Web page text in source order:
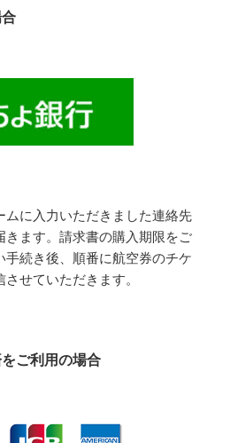
ムに入力いただきました連絡先
きます。請求書の購入期限をご
手続き後、順番に航空券のチケ
せていただきます。
ご利用の場合